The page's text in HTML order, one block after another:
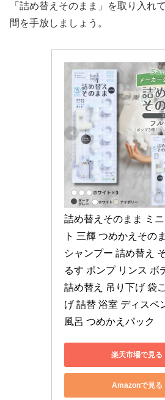
「詰め替えそのまま」を取り入れ
間を手放しましょう。
詰め替えそのまま ミ
ト 三輝 つめかえその
シャンプー 詰め替え
るす ポンプ リンス ボ
詰め替え 吊り下げ 袋
げ 詰替 浴室 ディスペ
風呂 つめかえパック
楽天市場で見る
Amazonで見る